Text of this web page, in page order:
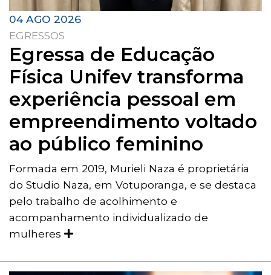
04 AGO 2026
EGRESSOS
Egressa de Educação
Física Unifev transforma
experiência pessoal em
empreendimento voltado
ao público feminino
Formada em 2019, Murieli Naza é proprietária
do Studio Naza, em Votuporanga, e se destaca
pelo trabalho de acolhimento e
acompanhamento individualizado de
mulheres